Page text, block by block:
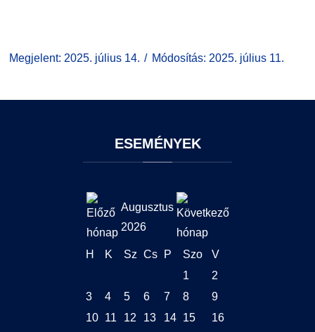
Megjelent: 2025. július 14. Módosítás: 2025. július 11.
ESEMÉNYEK
Augusztus
2026
H K Sz Cs P Szo
V
1
2
3
4 5 6 7 8
9
10
11 12 13 14 15
16